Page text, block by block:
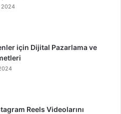
2024
için Dijital Pazarlama ve
Reels Videolarını